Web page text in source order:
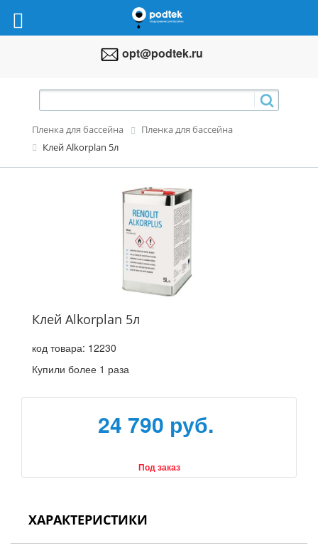
opt@podtek.ru
Пленка для бассейна
Пленка для бассейна
Клей Alkorplan 5л
Клей Alkorplan 5л
код товара: 12230
Купили более 1 раза
24 790 руб.
Под заказ
ХАРАКТЕРИСТИКИ